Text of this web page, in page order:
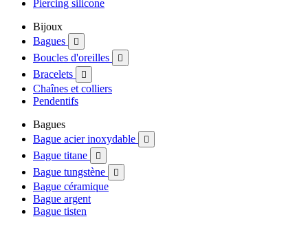
Piercing silicone
Bijoux
Bagues

Boucles d'oreilles 
Bracelets 
Chaînes et colliers
Pendentifs
Bagues
Bague acier inoxydable

Bague titane 
Bague tungstène 
Bague céramique
Bague argent
Bague tisten